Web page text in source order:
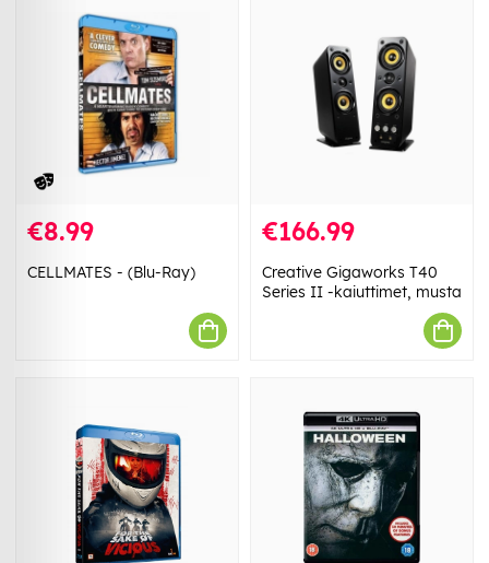
€8.99
CELLMATES - (Blu-Ray)
€166.99
Creative Gigaworks T40
Series II -kaiuttimet, musta